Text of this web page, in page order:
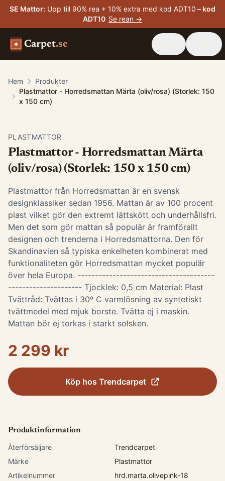
SE Mattor: Upp till 90% rea + 10% extra med kod ADT10 – kod
ADT10 Se rean →
Carpet.se
Hem
Produkter
Plastmattor - Horredsmattan Märta (oliv/rosa) (Storlek: 150
x 150 cm)
PLASTMATTOR
Plastmattor - Horredsmattan Märta
(oliv/rosa) (Storlek: 150 x 150 cm)
Plastmattor från Horredsmattan är en svensk
designklassiker sedan 1956. Mattan är av 100 procent
plast vilket gör den extremt lättskött och underhållsfri.
Men det som gör mattan så populär är framförallt
designen och trenderna i Horredsmattorna. Den för
Skandinavien så typiska enkelheten kombinerat med
funktionaliteten gör Horredsmattan mycket populär
över hela Europa. ---------------------------------------
--------------------- Tjocklek: 0,5 cm Material: Plast
Tvättråd: Tvättas i 30º C varmlösning av syntetiskt
tvättmedel med mjuk borste. Tvätta ej i maskin.
Mattan bör ej torkas i starkt solsken.
2 299 kr
Köp hos Trendcarpet
Produktinformation
Återförsäljare
Trendcarpet
Märke
Plastmattor
Artikelnummer
hrd.marta.olivepink-18